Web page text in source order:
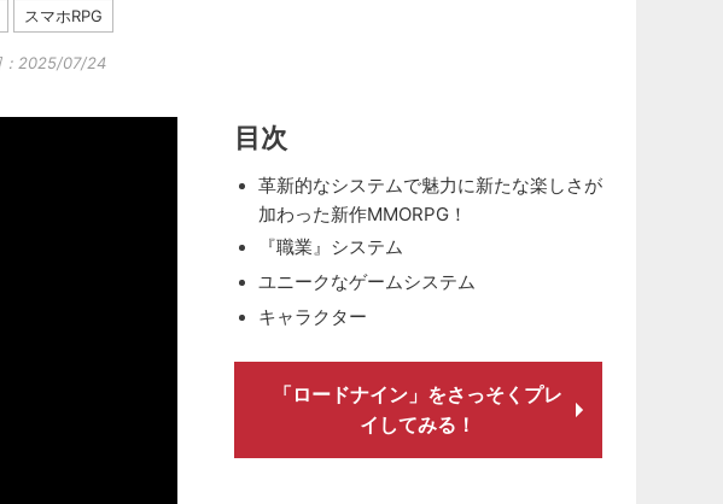
スマホRPG
：2025/07/24
目次
革新的なシステムで魅力に新たな楽しさが
加わった新作MMORPG！
『職業』システム
ユニークなゲームシステム
キャラクター
「ロードナイン」をさっそくプレ
イしてみる！